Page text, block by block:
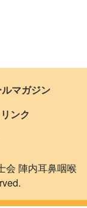
マガジン
リンク
会 陣内耳鼻咽喉